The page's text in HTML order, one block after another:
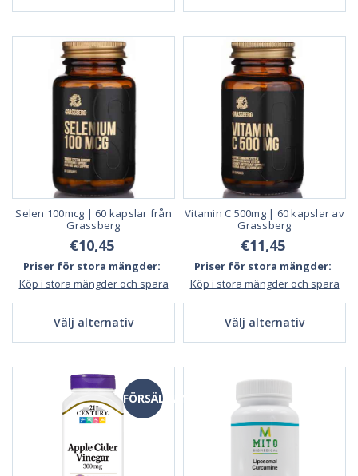
Selen 100mcg | 60 kapslar från
Grassberg
€10,45
Priser för stora mängder:
Köp i stora mängder och spara
Välj alternativ
Vitamin C 500mg | 60 kapslar av
Grassberg
€11,45
Priser för stora mängder:
Köp i stora mängder och spara
Välj alternativ
FÖRSÄLJNING